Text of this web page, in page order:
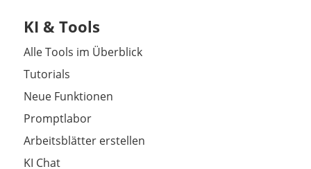
KI & Tools
Alle Tools im Überblick
Tutorials
Neue Funktionen
Promptlabor
Arbeitsblätter erstellen
KI Chat